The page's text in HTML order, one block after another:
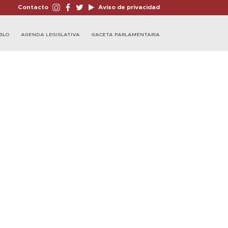
Contacto Aviso de privacidad
AGENDA LEGISLATIVA GACETA PARLAMENTARIA